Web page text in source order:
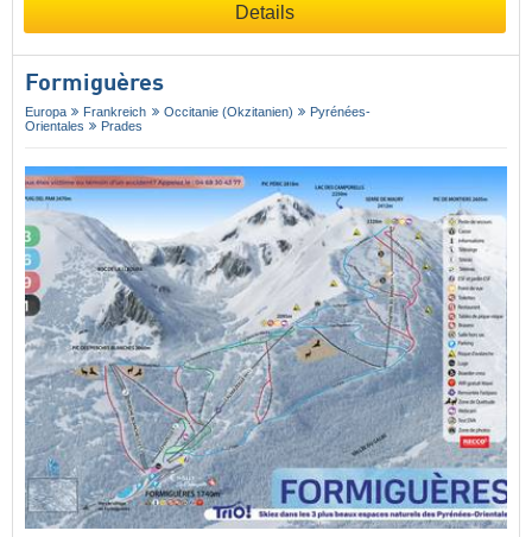
Details
Formiguères
Europa Frankreich Occitanie (Okzitanien)
Pyrénées-
Orientales
Prades